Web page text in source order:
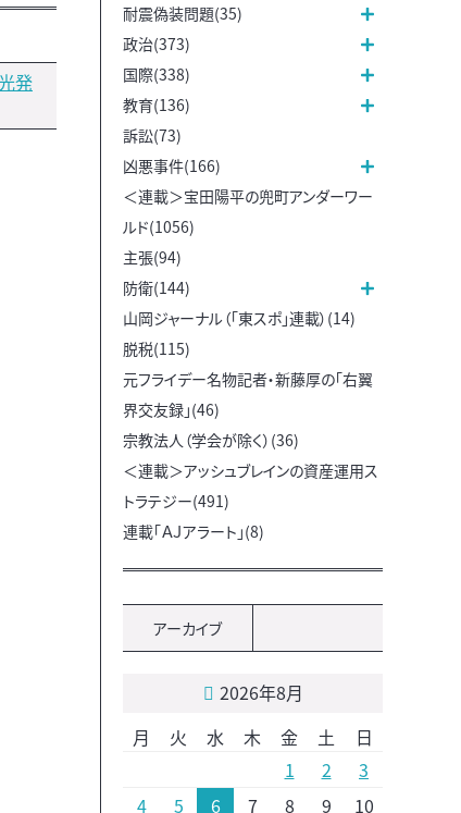
発
耐震偽装問題(35)
政治(373)
国際(338)
教育(136)
訴訟(73)
凶悪事件(166)
＜連載＞宝田陽平の兜町アンダーワー
ルド(1056)
主張(94)
防衛(144)
山岡ジャーナル（「東スポ」連載）(14)
脱税(115)
元フライデー名物記者・新藤厚の「右翼
界交友録」(46)
宗教法人（学会が除く）(36)
＜連載＞アッシュブレインの資産運用ス
トラテジー(491)
連載「ＡＪアラート」(8)
アーカイブ
2026年8月
月
火 水 木 金 土
日
1
2
3
4
5 6 7 8 9 10